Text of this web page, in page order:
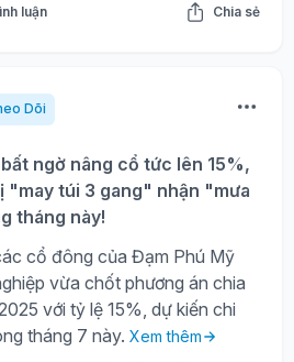
luận Chia sẻ
Dõi
ngờ nâng cổ tức lên 15%,
"may túi 3 gang" nhận "mưa
tháng này!
cổ đông của Đạm Phú Mỹ
vừa chốt phương án chia
với tỷ lệ 15%, dự kiến chi
tháng 7 này. Xem thêm